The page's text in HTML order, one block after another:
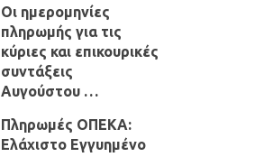
Οι ημερομηνίες
πληρωμής για τις
κύριες και επικουρικές
συντάξεις
Αυγούστου …
Πληρωμές ΟΠΕΚΑ:
Ελάχιστο Εγγυημένο